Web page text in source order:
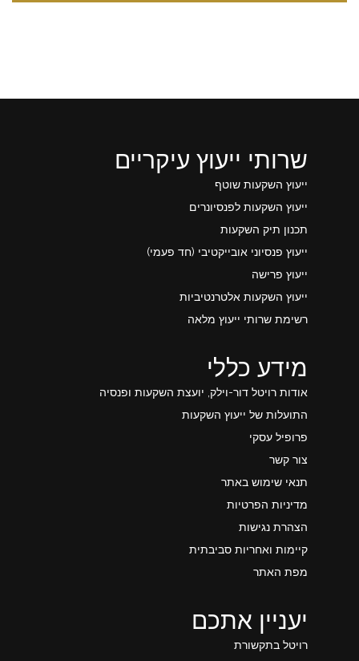
שרותי ייעוץ עיקריים
ייעוץ השקעות שוטף
ייעוץ השקעות לפנסיונרים
תכנון תיק השקעות
ייעוץ פנסיוני אובייקטיבי (חד פעמי)
ייעוץ פרישה
ייעוץ השקעות אלטרנטיביות
רשימת שרותי ייעוץ מלאה
מידע כללי
אודות רויטל דור-וילק, יועצת השקעות ופנסיה
התועלות של ייעוץ השקעות
פרופיל עסקי
צור קשר
תנאי שימוש באתר
מדיניות הפרטיות
הצהרת נגישות
קיימות ואחריות סביבתית
מפת האתר
יעניין אתכם
רויטל בתקשורת